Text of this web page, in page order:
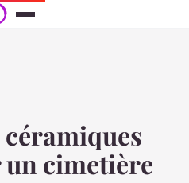
cimetière